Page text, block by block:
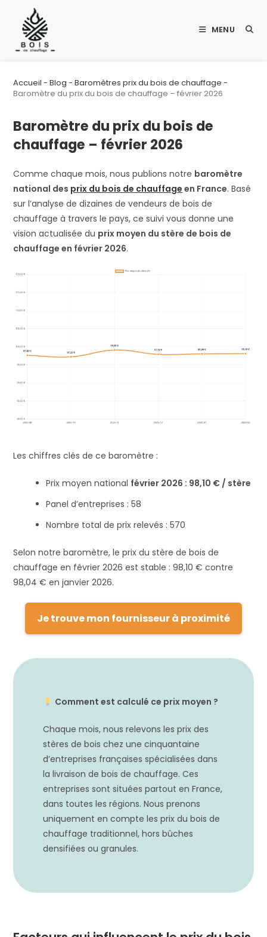
content
MENU
Accueil -Blog -Baromètres prix du bois de chauffage -
Baromètre du prix du bois de chauffage – février 2026
Baromètre du prix du bois de
chauffage – février 2026
Comme chaque mois, nous publions notre baromètre
national des prix du bois de chauffage en France. Basé
sur l’analyse de dizaines de vendeurs de bois de
chauffage à travers le pays, ce suivi vous donne une
vision actualisée du prix moyen du stère de bois de
chauffage en février 2026.
Les chiffres clés de ce baromètre :
Prix moyen national février 2026 : 98,10 € / stère
Panel d’entreprises : 58
Nombre total de prix relevés : 570
Selon notre baromètre, le prix du stère de bois de
chauffage en février 2026 est stable : 98,10 € contre
98,04 € en janvier 2026.
Je trouve mon fournisseur à proximité
Comment est calculé ce prix moyen ?
Chaque mois, nous relevons les prix des
stères de bois chez une cinquantaine
d’entreprises françaises spécialisées dans
la livraison de bois de chauffage. Ces
entreprises sont situées partout en France,
dans toutes les régions. Nous prenons
uniquement en compte les prix du bois de
chauffage traditionnel, hors bûches
densifiées ou granules.